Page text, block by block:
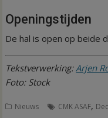
Openingstijden
De hal is open op beide
Tekstverwerking: Arjen
Foto: Stock
Nieuws CMK ASAF,